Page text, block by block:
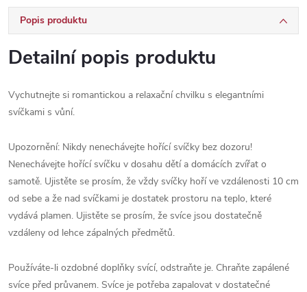
Popis produktu
Detailní popis produktu
Vychutnejte si romantickou a relaxační chvilku s elegantními
svíčkami s vůní.
Upozornění: Nikdy nenechávejte hořící svíčky bez dozoru!
Nenechávejte hořící svíčku v dosahu dětí a domácích zvířat o
samotě. Ujistěte se prosím, že vždy svíčky hoří ve vzdálenosti 10 cm
od sebe a že nad svíčkami je dostatek prostoru na teplo, které
vydává plamen. Ujistěte se prosím, že svíce jsou dostatečně
vzdáleny od lehce zápalných předmětů.
Používáte-li ozdobné doplňky svící, odstraňte je. Chraňte zapálené
svíce před průvanem. Svíce je potřeba zapalovat v dostatečné